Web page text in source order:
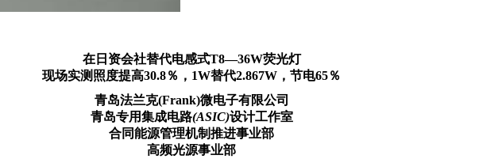
在日资会社替代电感式T8—36W荧光灯
现场实测照度提高30.8％，1W替代2.867W，节电65％
青岛法兰克(Frank)微电子有限公司
青岛专用集成电路(ASIC)设计工作室
合同能源管理机制推进事业部
高频光源事业部